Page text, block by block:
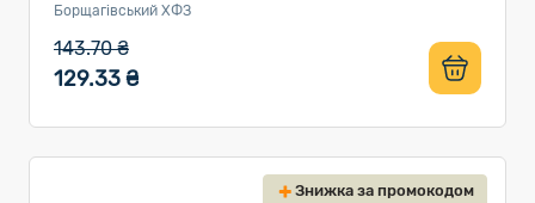
Борщагівський ХФЗ
143.70 ₴
129.33 ₴
Знижка за промокодом